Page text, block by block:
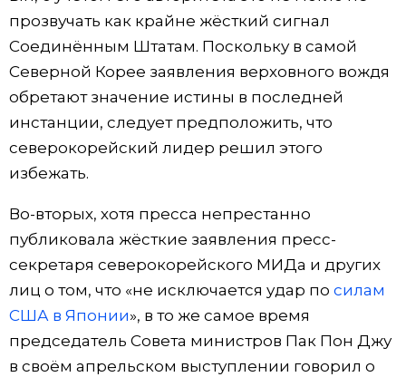
прозвучать как крайне жёсткий сигнал
Соединённым Штатам. Поскольку в самой
Северной Корее заявления верховного вождя
обретают значение истины в последней
инстанции, следует предположить, что
северокорейский лидер решил этого
избежать.
Во-вторых, хотя пресса непрестанно
публиковала жёсткие заявления пресс-
секретаря северокорейского МИДа и других
лиц о том, что «не исключается удар по силам
США в Японии», в то же самое время
председатель Совета министров Пак Пон Джу
в своём апрельском выступлении говорил о